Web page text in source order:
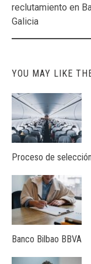
navigation
reclutamiento en
Galicia
YOU MAY LIKE
Proceso de
Banco Bilbao BBVA